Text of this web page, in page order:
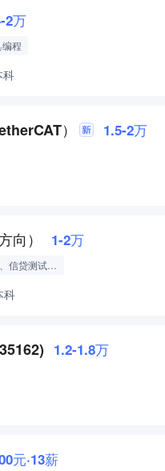
2万
程
科
） 1.5-2万
向） 1-2万
核心系统、信贷测试经验
科
1.2-1.8万
元·13薪